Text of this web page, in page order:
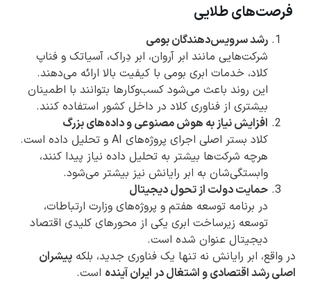
فرصت‌های طلایی
رشد سرویس‌دهندگان بومی
شرکت‌هایی مانند ابر آروان، ابر دِراک، آسیاتک و فناپ
کلاد، خدمات ابری بومی با کیفیت بالا ارائه می‌دهند.
این روند باعث می‌شود کسب‌وکارها بتوانند با اطمینان
بیشتری از فناوری کلاد در داخل کشور استفاده کنند.
افزایش نیاز به هوش مصنوعی و داده‌های بزرگ
کلاد بستر اصلی اجرای پروژه‌های AI و تحلیل داده است.
هرچه شرکت‌ها بیشتر به تحلیل داده نیاز پیدا کنند،
وابستگی‌شان به ابر رایانش نیز بیشتر می‌شود.
حمایت دولت از تحول دیجیتال
در برنامه توسعه هفتم و پروژه‌های وزارت ارتباطات،
توسعه زیرساخت ابری یکی از محورهای کلیدی اقتصاد
دیجیتال عنوان شده است.
در واقع، ابر رایانش نه تنها یک فناوری جدید، بلکه پیشران
اصلی رشد اقتصادی و اشتغال در ایران آینده است.